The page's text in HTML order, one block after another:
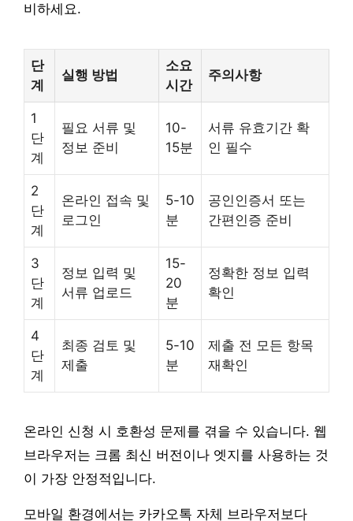
비하세요.
단
계
실행 방법
소요
시간
주의사항
1
단
계
필요 서류 및
정보 준비
10-
15분
서류 유효기간 확
인 필수
2
단
계
온라인 접속 및
로그인
5-10
분
공인인증서 또는
간편인증 준비
3
단
계
정보 입력 및
서류 업로드
15-
20
분
정확한 정보 입력
확인
4
단
계
최종 검토 및
제출
5-10
분
제출 전 모든 항목
재확인
온라인 신청 시 호환성 문제를 겪을 수 있습니다. 웹
브라우저는 크롬 최신 버전이나 엣지를 사용하는 것
이 가장 안정적입니다.
모바일 환경에서는 카카오톡 자체 브라우저보다